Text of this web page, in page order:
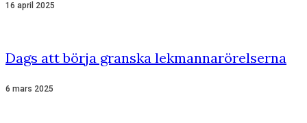
16 april 2025
Dags att börja granska lekmannarörelserna
6 mars 2025